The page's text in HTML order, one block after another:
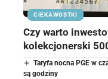
CIEKAWOSTKI
Czy warto
kolekcjonerski
Taryfa nocna PGE w
są godziny